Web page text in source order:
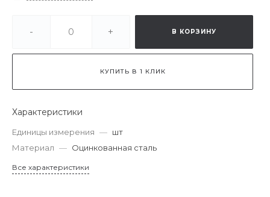
- + В КОРЗИНУ
КУПИТЬ В 1 КЛИК
Характеристики
Единицы измерения — шт
Материал — Оцинкованная сталь
Все характеристики